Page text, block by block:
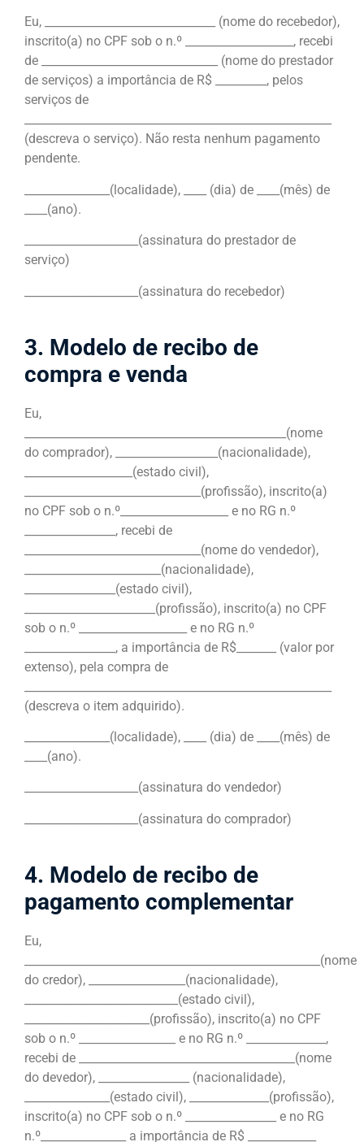
Eu, ______________________________ (nome do recebedor),
inscrito(a) no CPF sob o n.º ___________________, recebi
de _______________________________ (nome do prestador
de serviços) a importância de R$ _________, pelos
serviços de
(descreva o serviço). Não resta nenhum pagamento
pendente.
_______________(localidade), ____ (dia) de ____(mês) de
____(ano).
____________________(assinatura do prestador de
serviço)
____________________(assinatura do recebedor)
3. Modelo de recibo de
compra e venda
Eu,
______________________________________________(nome
do comprador), __________________(nacionalidade),
___________________(estado civil),
_______________________________(profissão), inscrito(a)
no CPF sob o n.º___________________ e no RG n.º
________________, recebi de
_______________________________(nome do vendedor),
________________________(nacionalidade),
________________(estado civil),
_______________________(profissão), inscrito(a) no CPF
sob o n.º ___________________ e no RG n.º
________________, a importância de R$_______ (valor por
extenso), pela compra de
(descreva o item adquirido).
_______________(localidade), ____ (dia) de ____(mês) de
____(ano).
____________________(assinatura do vendedor)
____________________(assinatura do comprador)
4. Modelo de recibo de
pagamento complementar
Eu,
____________________________________________________(nome
do credor), _________________(nacionalidade),
___________________________(estado civil),
______________________(profissão), inscrito(a) no CPF
sob o n.º _________________ e no RG n.º ______________,
recebi de ______________________________________(nome
do devedor), ________________ (nacionalidade),
_______________(estado civil), ______________(profissão),
inscrito(a) no CPF sob o n.º ________________ e no RG
n.º_______________ a importância de R$ ____________